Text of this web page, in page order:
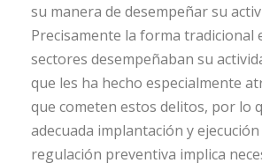
su manera de desempeñar su
Precisamente la forma tradicional
sectores desempeñaban su
que les ha hecho especialmente
que cometen estos delitos, por lo
adecuada implantación y ejecución
regulación preventiva implica